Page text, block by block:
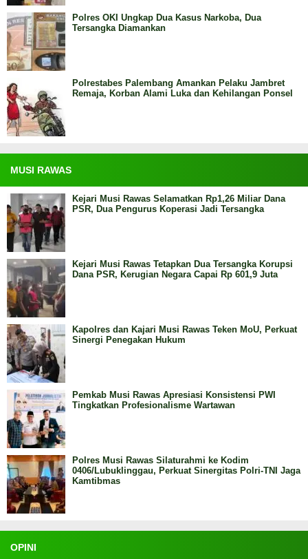
Polres OKI Ungkap Dua Kasus Narkoba, Dua
Tersangka Diamankan
Polrestabes Palembang Amankan Pelaku Jambret
Remaja, Korban Alami Luka dan Kehilangan Ponsel
MUSI RAWAS
Kejari Musi Rawas Selamatkan Rp1,26 Miliar Dana
PSR, Dua Pengurus Koperasi Jadi Tersangka
Kejari Musi Rawas Tetapkan Dua Tersangka Korupsi
Dana PSR, Kerugian Negara Capai Rp 601,9 Juta
Kapolres dan Kajari Musi Rawas Teken MoU, Perkuat
Sinergi Penegakan Hukum
Pemkab Musi Rawas Apresiasi Konsistensi PWI
Tingkatkan Profesionalisme Wartawan
Polres Musi Rawas Silaturahmi ke Kodim
0406/Lubuklinggau, Perkuat Sinergitas Polri-TNI Jaga
Kamtibmas
OPINI